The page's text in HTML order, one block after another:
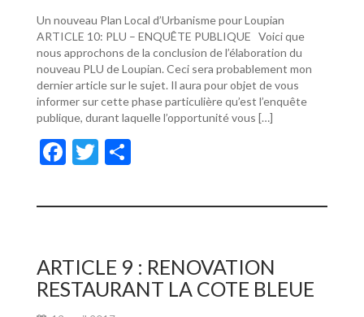
Un nouveau Plan Local d’Urbanisme pour Loupian
ARTICLE 10: PLU – ENQUÊTE PUBLIQUE Voici que
nous approchons de la conclusion de l’élaboration du
nouveau PLU de Loupian. Ceci sera probablement mon
dernier article sur le sujet. Il aura pour objet de vous
informer sur cette phase particulière qu’est l’enquête
publique, durant laquelle l’opportunité vous […]
F
e
o
o
k
T
itt ta
er
ARTICLE 9 : RENOVATION
RESTAURANT LA COTE BLEUE